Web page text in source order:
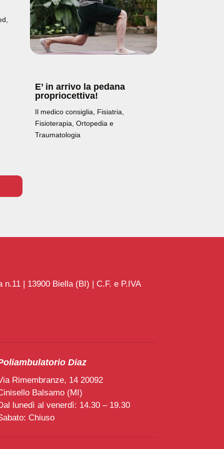
E’ in arrivo la pedana
propriocettiva!
Il medico consiglia Fisiatria
Fisioterapia Ortopedia e
Traumatologia
| 13900 Biella (BI) | C.F. e P.IVA
Diaz
Rimembranze, 14 20092
Balsamo (MI)
lunedì al venerdì: 14.30 – 19.30
Chiuso